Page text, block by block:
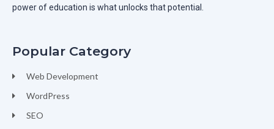
power of education is what unlocks that potential.
Popular Category
Web Development
WordPress
SEO